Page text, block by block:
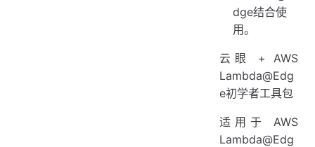
dge结合使
用。
云眼 + AWS
Lambda@Edg
e初学者工具包
适用于 AWS
Lambda@Edg